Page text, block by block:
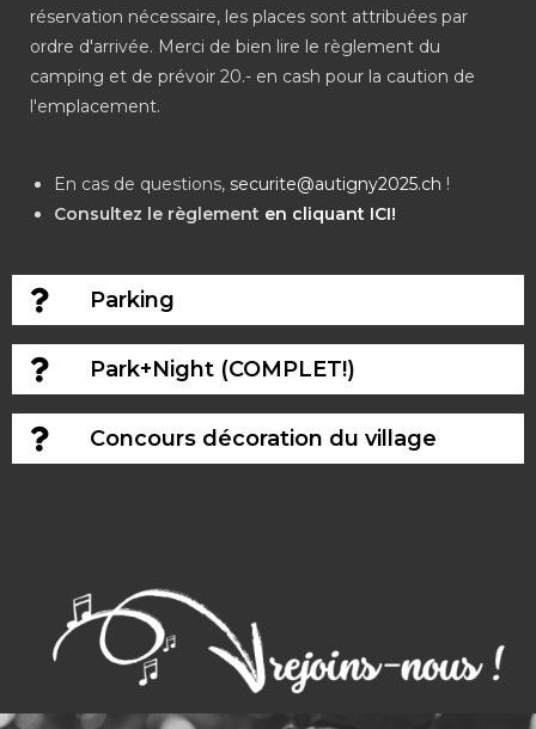
réservation nécessaire, les places sont attribuées par
ordre d'arrivée. Merci de bien lire le règlement du
camping et de prévoir 20.- en cash pour la caution de
l'emplacement.
En cas de questions, securite@autigny2025.ch !
Consultez le règlement en cliquant ICI!
Parking
Park+Night (COMPLET!)
Concours décoration du village